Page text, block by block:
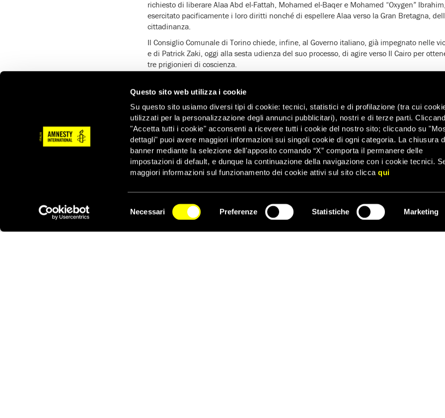
Questo sito web utilizza i cookie
Su questo sito usiamo diversi tipi di cookie: tecnici, statistici e di profilazione (tra cui
utilizzati per la personalizzazione degli annunci pubblicitari), nostri e di terze parti.
"Accetta tutti i cookie" acconsenti a ricevere tutti i cookie del nostro sito; cliccando su
dettagli" puoi avere maggiori informazioni sui singoli cookie di ogni categoria. La chiusura
banner mediante la selezione dell'apposito comando “X” comporta il permanere delle
impostazioni di default, e dunque la continuazione della navigazione con i cookie tecnici.
maggiori informazioni sul funzionamento dei cookie attivi sul sito cliccaqui
del
Necessari Preferenze Statistiche Marketing
richiesto di liberare Alaa Abd el-Fattah, Mohamed el-Baqer e Mohamed “Oxygen”
esercitato pacificamente i loro diritti nonché di espellere Alaa verso la Gran Bretagna,
cittadinanza.
Il Consiglio Comunale di Torino chiede, infine, al Governo italiano, già impegnato nelle
e di Patrick Zaki, oggi alla sesta udienza del suo processo, di agire verso Il Cairo per
tre prigionieri di coscienza.
alzare la voce contro la dittatura disumana di Al-Sisi. Noi continueremo ad andare
Mohamed, Oxygen, Patrick e tutte le persone private da questo regime dei loro diritti”
Russo presidente di Amnesty International Italia.
Soddisfatta ancheBeatrice Merz, presidente di hopefulmonsterl’editore italiano che
anteprima mondiale gli scritti del blogger e attivista Alaa Abd el-Fattah, Non siete stati
che Torino, a due giorni dallo svolgimento di un pride di grande successo ed
confermi la sua fama di capitale italiana dei diritti. Ringrazio particolarmente per il
supporto la presidente del Consiglio Comunale Maria Grazia Grippo e il consigliere Silvio
democrazia, libertà e diritti. Il futuro di Alaa, il futuro delle decine di migliaia di
egiziane è il nostro, di futuro”
conclude la scrittrice e giornalista Paola Caridi,
Riccardo Noury portavoce di Amnesty International Italia, della staffetta
NEWSLETTER ISCRIVITI